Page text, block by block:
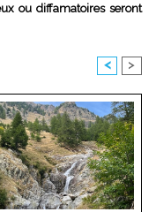
ou diffamatoires seront
< >